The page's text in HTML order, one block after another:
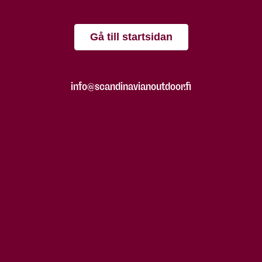
Gå till startsidan
info@scandinavianoutdoor.fi